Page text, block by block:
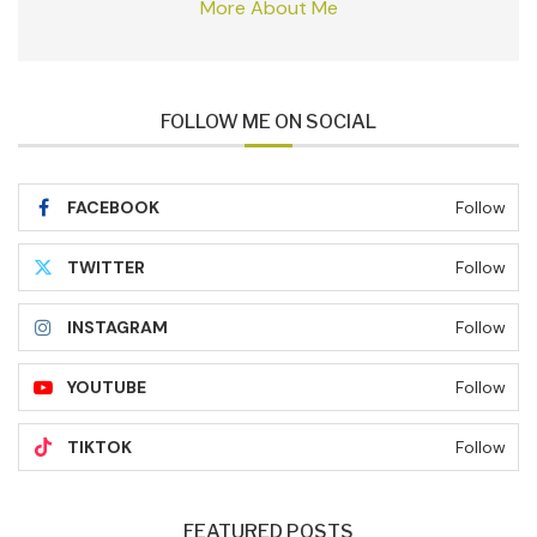
More About Me
FOLLOW ME ON SOCIAL
FACEBOOK Follow
TWITTER Follow
INSTAGRAM Follow
YOUTUBE Follow
TIKTOK Follow
FEATURED POSTS